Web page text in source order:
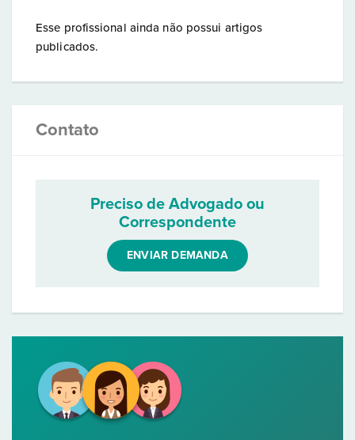
Esse profissional ainda não possui artigos
publicados.
Contato
Preciso de Advogado ou
Correspondente
ENVIAR DEMANDA